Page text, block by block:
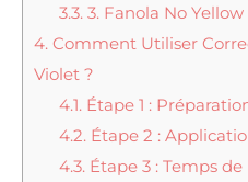
3.3.3. Fanola No Yellow
4. Comment Utiliser
Violet ?
4.1.Étape 1 :
4.2.Étape 2 :
4.3.Étape 3 : Temps de